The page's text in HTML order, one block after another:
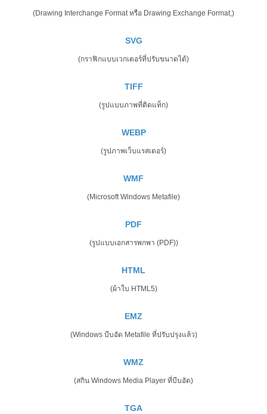
(Drawing Interchange Format หรือ Drawing Exchange Format,)
SVG
(กราฟิกแบบเวกเตอร์ที่ปรับขนาดได้)
TIFF
(รูปแบบภาพที่ติดแท็ก)
WEBP
(รูปภาพเว็บแรสเตอร์)
WMF
(Microsoft Windows Metafile)
PDF
(รูปแบบเอกสารพกพา (PDF))
HTML
(ผ้าใบ HTML5)
EMZ
(Windows บีบอัด Metafile ที่ปรับปรุงแล้ว)
WMZ
(สกิน Windows Media Player ที่บีบอัด)
TGA